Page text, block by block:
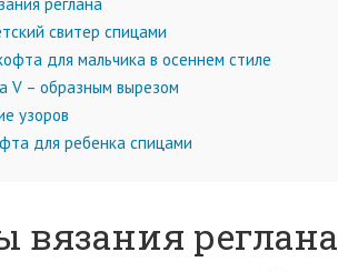
свитер спицами
для мальчика в осеннем стиле
V – образным вырезом
узоров
для ребенка спицами
вязания реглана